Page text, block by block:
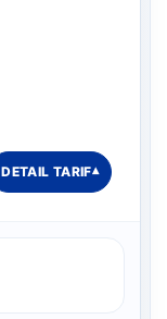
DETAIL TARIF▾